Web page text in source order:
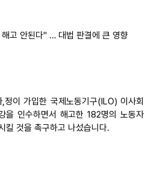
고 안된다" … 대법 판결에 큰 영향
이 가입한 국제노동기구(ILO) 이사회
을 인수하면서 해고한 182명의 노동자
킬 것을 촉구하고 나섰습니다.